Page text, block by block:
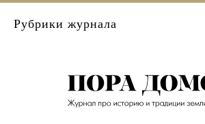
Рубрики журнала